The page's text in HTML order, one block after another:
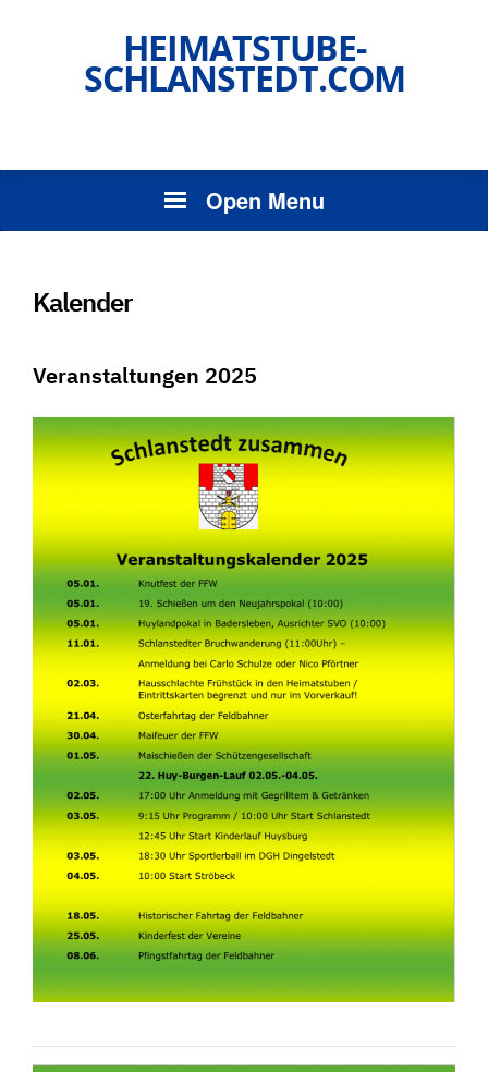
HEIMATSTUBE-
SCHLANSTEDT.COM
Open Menu
Kalender
Veranstaltungen 2025